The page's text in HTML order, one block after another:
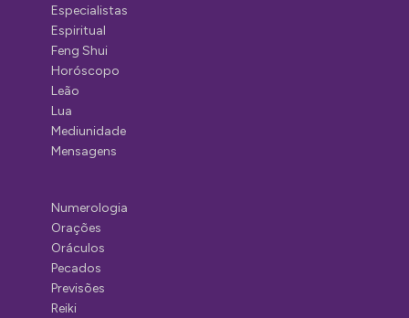
Especialistas
Espiritual
Feng Shui
Horóscopo
Leão
Lua
Mediunidade
Mensagens
Numerologia
Orações
Oráculos
Pecados
Previsões
Reiki